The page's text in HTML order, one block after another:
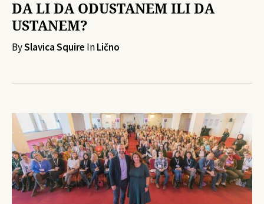
DA LI DA ODUSTANEM ILI DA
USTANEM?
BySlavica Squire InLično